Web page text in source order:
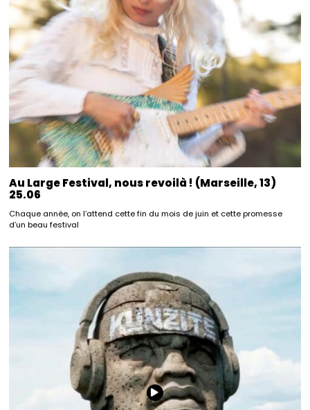
Au Large Festival, nous revoilà ! (Marseille, 13)
25.06
Chaque année, on l’attend cette fin du mois de juin et cette promesse
d’un beau festival